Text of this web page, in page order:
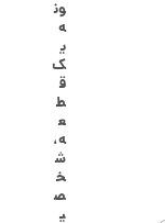
ون
ه
ی
ک
ق
ط
ع
ه،
ش
خ
ص
ی
گ
ش
ت
ر
ط
ل
ا
ا
ز
ک
ا